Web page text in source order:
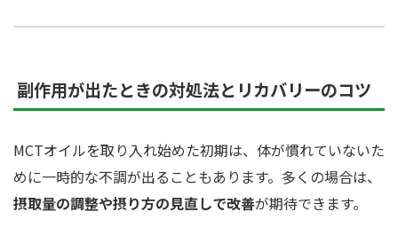
副作用が出たときの対処法とリカバリーのコツ
MCTオイルを取り入れ始めた初期は、体が慣れていないた
めに一時的な不調が出ることもあります。多くの場合は、
摂取量の調整や摂り方の見直しで改善が期待できます。